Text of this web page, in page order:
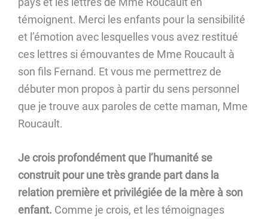
témoignent. Merci les enfants pour la sensibilité
et l’émotion avec lesquelles vous avez restitué
ces lettres si émouvantes de Mme Roucault à
son fils Fernand. Et vous me permettrez de
débuter mon propos à partir du sens personnel
que je trouve aux paroles de cette maman, Mme
Roucault.
Je crois profondément que l’humanité se
construit pour une très grande part dans la
relation première et privilégiée de la mère à son
enfant. Comme je crois, et les témoignages